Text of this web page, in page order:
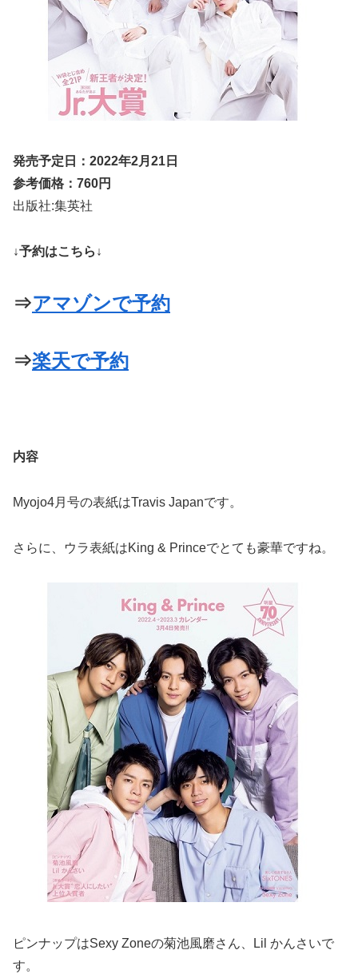
発売予定日：2022年2月21日
参考価格：760円
出版社:集英社
↓予約はこちら↓
⇒アマゾンで予約
⇒楽天で予約
内容
Myojo4月号の表紙はTravis Japanです。
さらに、ウラ表紙はKing & Princeでとても豪華ですね。
ピンナップはSexy Zoneの菊池風磨さん、Lil かんさいで
す。